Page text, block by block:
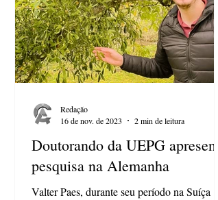
Doutorando da UEPG apresenta
pesquisa na Alemanha
Valter Paes, durante seu período na Suíça
Redação
16 de nov. de 2023
2 min de leitura